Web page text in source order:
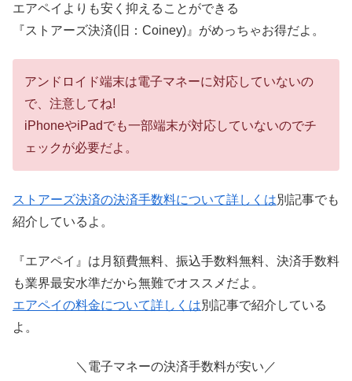
エアペイよりも安く抑えることができる
『ストアーズ決済(旧：Coiney)』がめっちゃお得だよ。
アンドロイド端末は電子マネーに対応していないの
で、注意してね!
iPhoneやiPadでも一部端末が対応していないのでチ
ェックが必要だよ。
ストアーズ決済の決済手数料について詳しくは別記事でも
紹介しているよ。
『エアペイ』は月額費無料、振込手数料無料、決済手数料
も業界最安水準だから無難でオススメだよ。
エアペイの料金について詳しくは別記事で紹介している
よ。
＼電子マネーの決済手数料が安い／